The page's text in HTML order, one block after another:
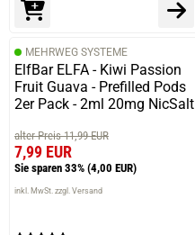
MEHRWEG SYSTEME
ElfBar ELFA - Kiwi Passion
Fruit Guava - Prefilled Pods
2er Pack - 2ml 20mg NicSalt
alter Preis 11,99 EUR
7,99 EUR
Sie sparen 33% (4,00 EUR)
inkl. MwSt. zzgl. Versand